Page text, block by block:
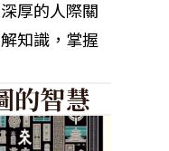
厚的人際關
知識，掌握
的智慧